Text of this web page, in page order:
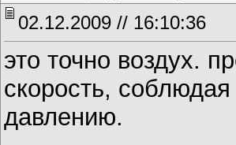
02.12.2009 // 16:10:36
это точно воздух.
скорость,
давлению.